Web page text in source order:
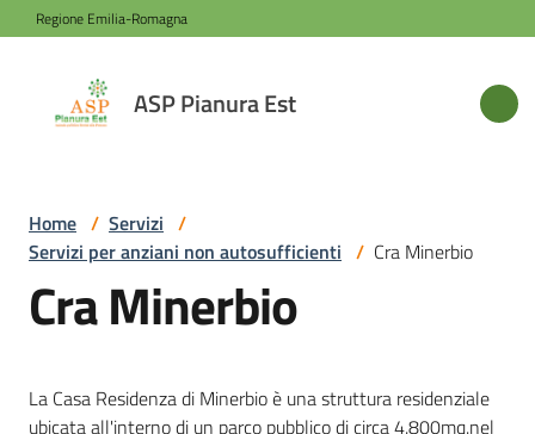
Vai al contenuto
Vai alla navigazione
Vai al footer
Regione Emilia-Romagna
ASP Pianura Est
ASP
Pianura
Azienda
Servizi
Home / Servizi /
Servizi per anziani non autosufficienti / Cra Minerbio
Cra Minerbio
La Casa Residenza di Minerbio è una struttura residenziale
ubicata all'interno di un parco pubblico di circa 4.800mq.nel